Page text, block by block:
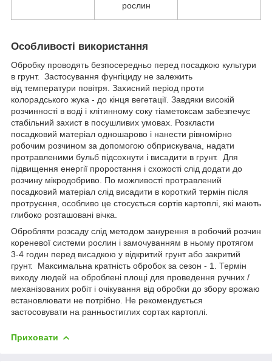
рослин
Особливості використання
Обробку проводять безпосередньо перед посадкою культури
в грунт. Застосування фунгіциду не залежить
від температури повітря. Захисний період проти
колорадського жука - до кінця вегетації. Завдяки високій
розчинності в воді і клітинному соку тіаметоксам забезпечує
стабільний захист в посушливих умовах. Розкласти
посадковий матеріал одношарово і нанести рівномірно
робочим розчином за допомогою обприскувача, надати
протравленими бульб підсохнути і висадити в грунт. Для
підвищення енергії проростання і схожості слід додати до
розчину мікродобриво. По можливості протравлений
посадковий матеріал слід висадити в короткий термін після
протруєння, особливо це стосується сортів картоплі, які мають
глибоко розташовані вічка.
Обробляти розсаду слід методом занурення в робочий розчин
кореневої системи рослин і замочуванням в ньому протягом
3-4 годин перед висадкою у відкритий грунт або закритий
грунт. Максимальна кратність обробок за сезон - 1. Термін
виходу людей на оброблені площі для проведення ручних /
механізованих робіт і очікування від обробки до збору врожаю
встановлювати не потрібно. Не рекомендується
застосовувати на ранньостиглих сортах картоплі.
Приховати